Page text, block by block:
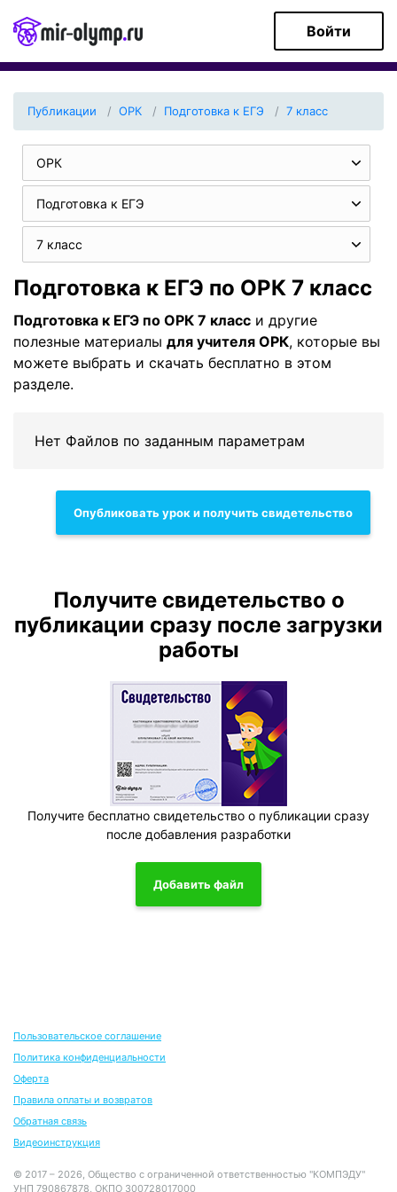
Войти
Публикации ОРК Подготовка к ЕГЭ 7 класс
ОРК
Подготовка к ЕГЭ
7 класс
Подготовка к ЕГЭ по ОРК 7 класс
Подготовка к ЕГЭ по ОРК 7 класс и другие
полезные материалы для учителя ОРК, которые вы
можете выбрать и скачать бесплатно в этом
разделе.
Нет Файлов по заданным параметрам
Опубликовать урок и получить свидетельство
Получите свидетельство о
публикации сразу после загрузки
работы
Получите бесплатно свидетельство о публикации сразу
после добавления разработки
Добавить файл
Пользовательское соглашение
Политика конфиденциальности
Оферта
Правила оплаты и возвратов
Обратная связь
Видеоинструкция
© 2017 – 2026, Общество с ограниченной ответственностью "КОМПЭДУ"
УНП 790867878, ОКПО 300728017000